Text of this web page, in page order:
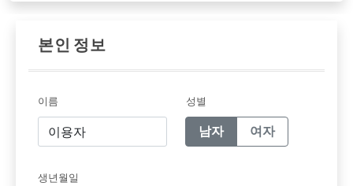
본인 정보
이름 성별
남자 여자
생년월일